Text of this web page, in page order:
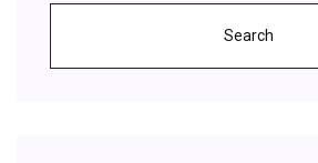
Search